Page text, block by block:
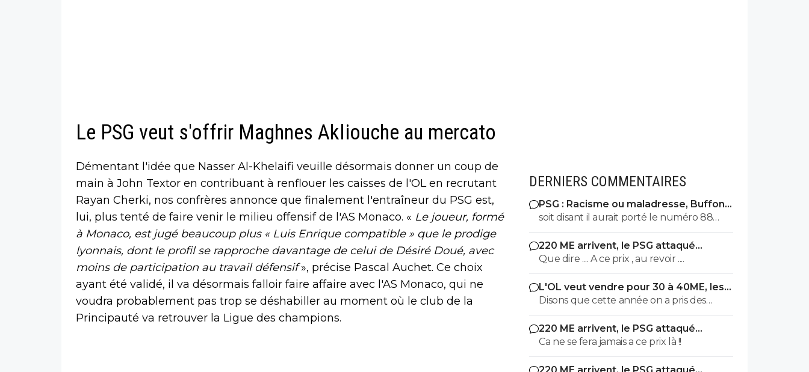
Le PSG veut s'offrir Maghnes Akliouche au mercato
Démentant l'idée que Nasser Al-Khelaifi veuille désormais donner un coup de
main à John Textor en contribuant à renflouer les caisses de l'OL en recrutant
Rayan Cherki, nos confrères annonce que finalement l'entraîneur du PSG est,
lui, plus tenté de faire venir le milieu offensif de l'AS Monaco. « Le joueur, formé
à Monaco, est jugé beaucoup plus « Luis Enrique compatible » que le prodige
lyonnais, dont le profil se rapproche davantage de celui de Désiré Doué, avec
moins de participation au travail défensif», précise Pascal Auchet. Ce choix
ayant été validé, il va désormais falloir faire affaire avec l'AS Monaco, qui ne
voudra probablement pas trop se déshabiller au moment où le club de la
Principauté va retrouver la Ligue des champions.
DERNIERS COMMENTAIRES
PSG : Racisme ou maladresse, Buffon
écarte Suzuki
soit disant il aurait porté le numéro 88
dans sa carrière...donc cela fait
automatiquement de lui un nazi... selon
les débiles comme plus bas
220 ME arrivent, le PSG attaqué
comme jamais
Que dire .... A ce prix , au revoir ....
L'OL veut vendre pour 30 à 40ME, les
noms sortent
Disons que cette année on a pris des
recrues, apres des "renforts" ca reste à
voir.....
220 ME arrivent, le PSG attaqué
comme jamais
Ca ne se fera jamais a ce prix là !!